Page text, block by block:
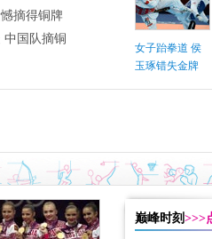
摘得铜牌
国队摘铜
女子跆拳道 侯
玉琢错失金牌
巅峰时刻>>>